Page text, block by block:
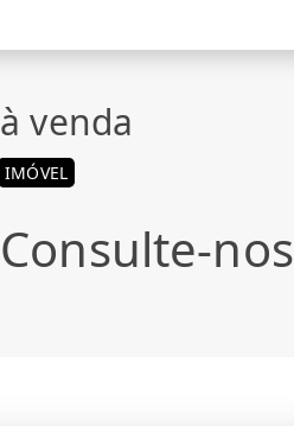
à venda
IMÓVEL
Consulte-nos